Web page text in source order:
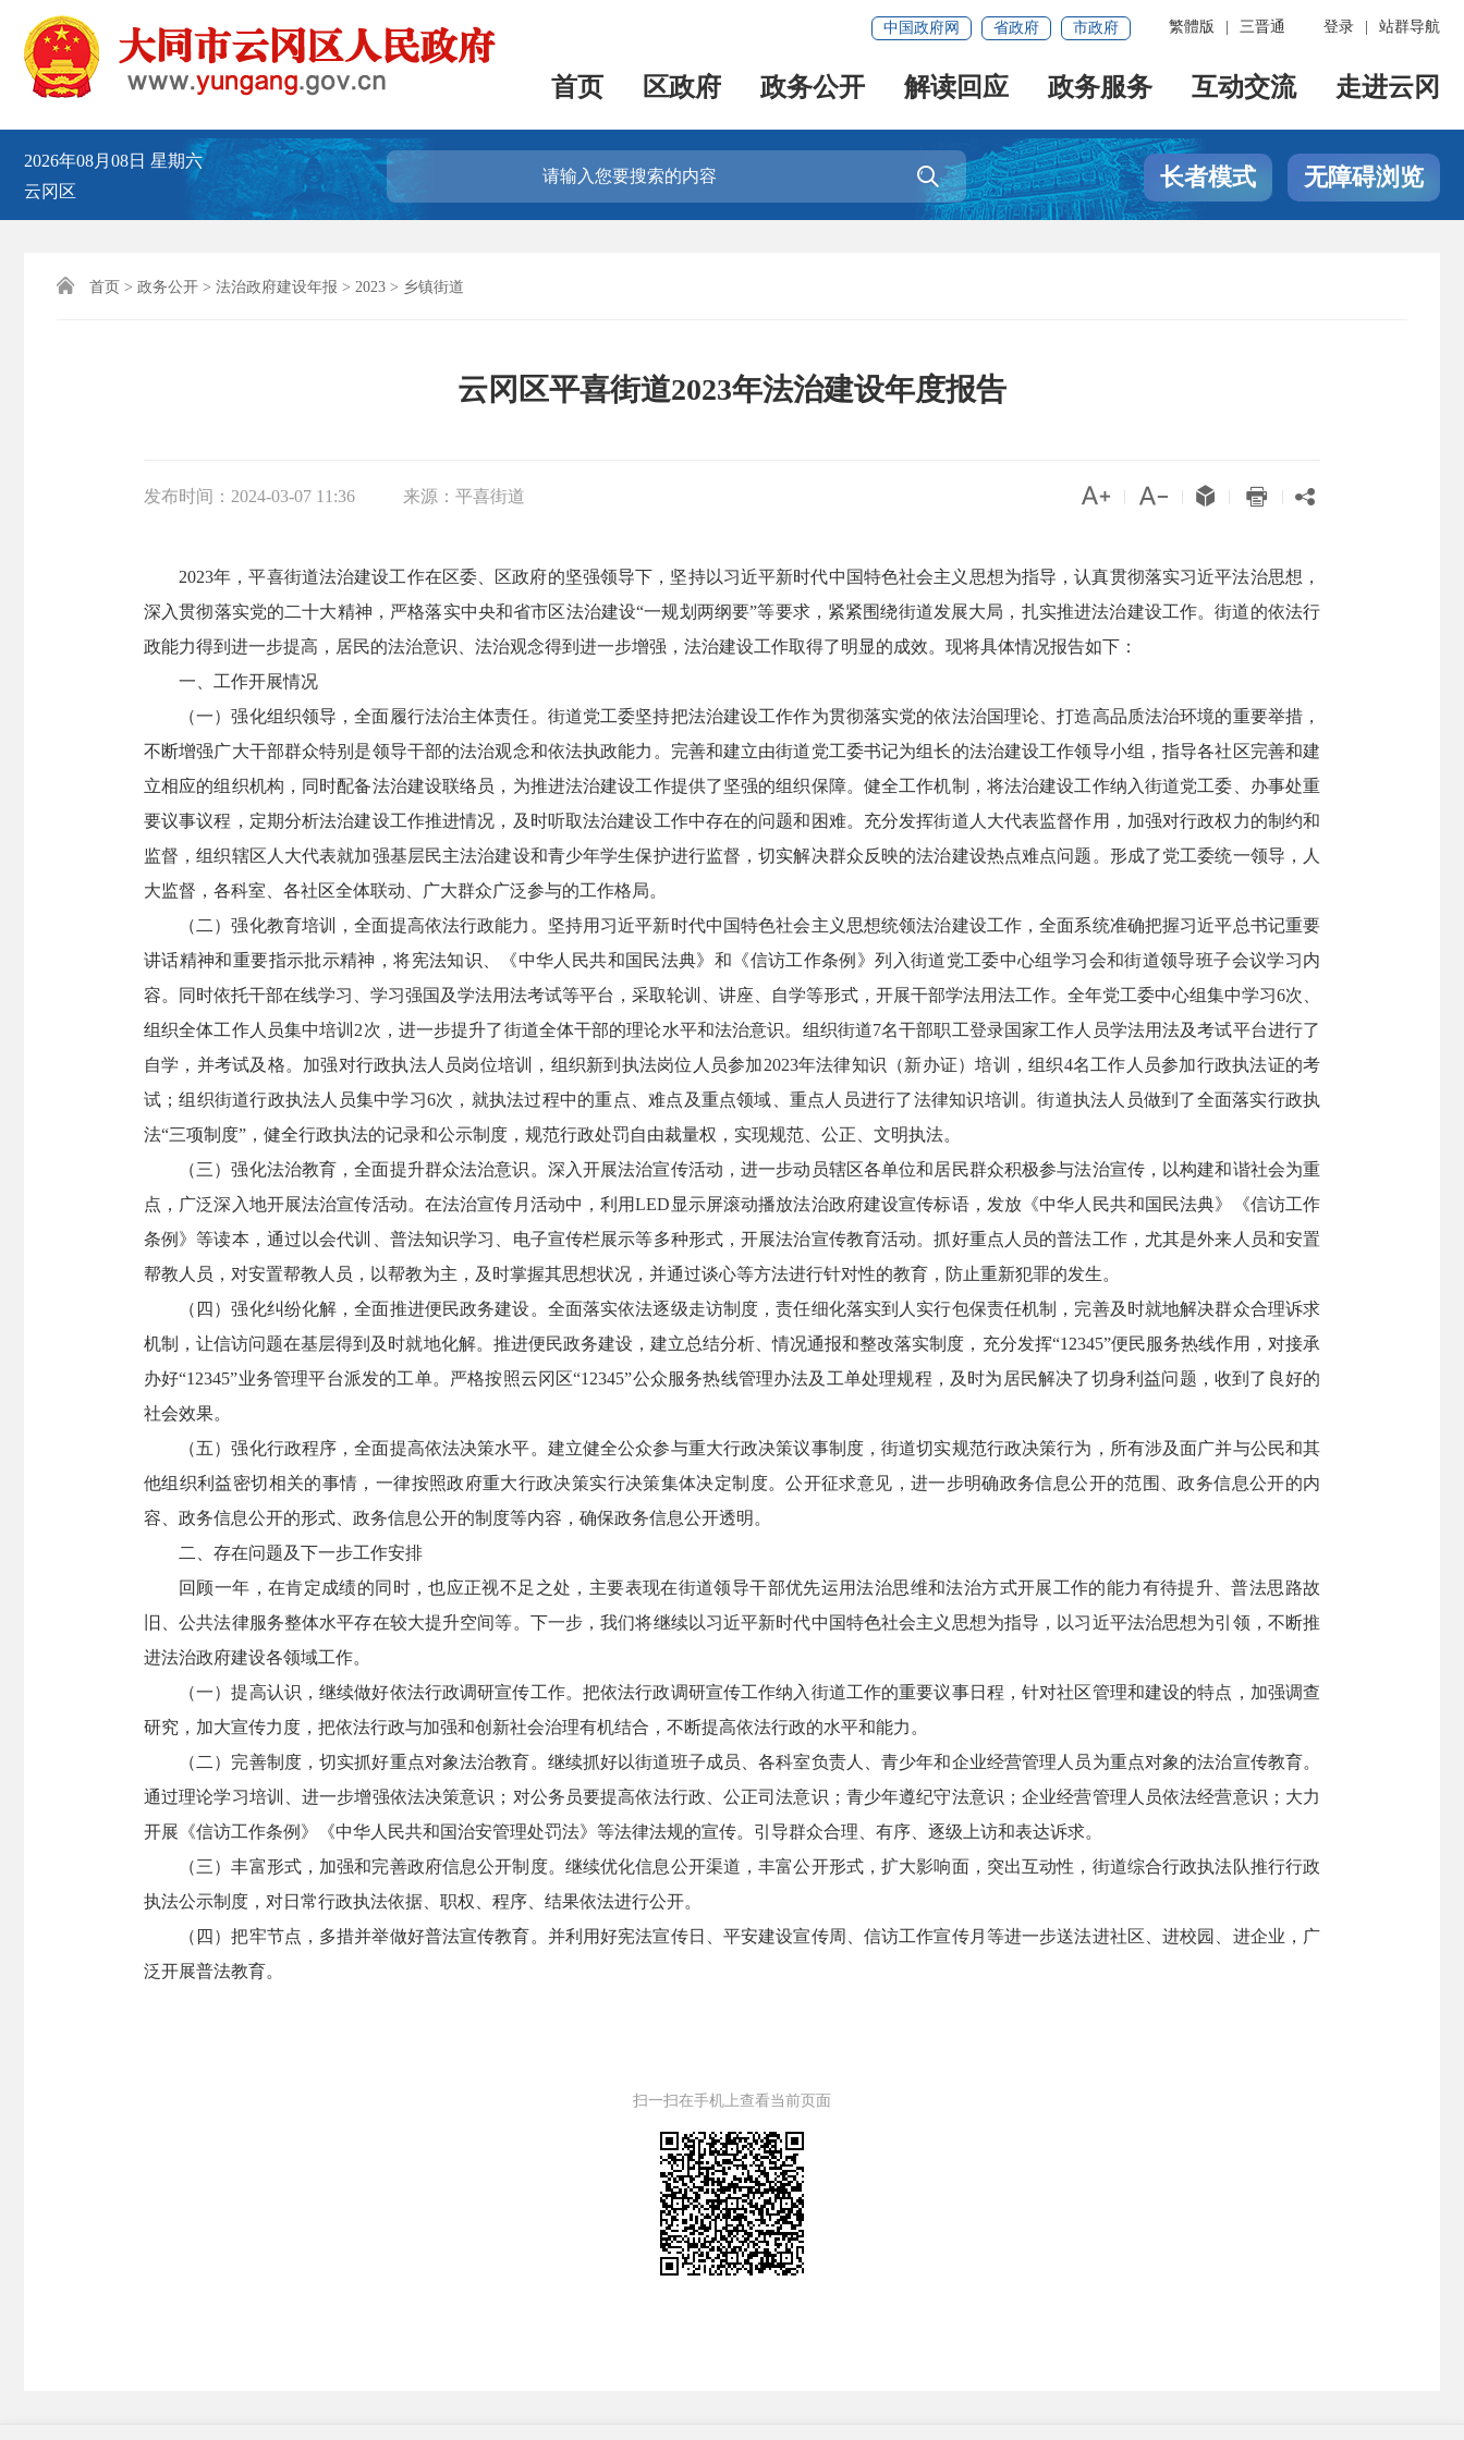
登录 站群导航
繁體版 三晋通
中国政府网 省政府 市政府
首页 区政府 政务公开 解读回应 政务服务 互动交流 走进云冈
2026年08月08日 星期六
云冈区
 长者模式 无障碍浏览
 首页 > 政务公开 > 法治政府建设年报 > 2023 > 乡镇街道
云冈区平喜街道2023年法治建设年度报告
发布时间： 2024-03-07 11:36 来源： 平喜街道     
2023年，平喜街道法治建设工作在区委、区政府的坚强领导下，坚持以习近平新时代中国特色社会主义思想为指导，认真贯彻落实习近平法治思想，
深入贯彻落实党的二十大精神，严格落实中央和省市区法治建设“一规划两纲要”等要求，紧紧围绕街道发展大局，扎实推进法治建设工作。街道的依法行
政能力得到进一步提高，居民的法治意识、法治观念得到进一步增强，法治建设工作取得了明显的成效。现将具体情况报告如下：
一、工作开展情况
（一）强化组织领导，全面履行法治主体责任。街道党工委坚持把法治建设工作作为贯彻落实党的依法治国理论、打造高品质法治环境的重要举措，
不断增强广大干部群众特别是领导干部的法治观念和依法执政能力。完善和建立由街道党工委书记为组长的法治建设工作领导小组，指导各社区完善和建
立相应的组织机构，同时配备法治建设联络员，为推进法治建设工作提供了坚强的组织保障。健全工作机制，将法治建设工作纳入街道党工委、办事处重
要议事议程，定期分析法治建设工作推进情况，及时听取法治建设工作中存在的问题和困难。充分发挥街道人大代表监督作用，加强对行政权力的制约和
监督，组织辖区人大代表就加强基层民主法治建设和青少年学生保护进行监督，切实解决群众反映的法治建设热点难点问题。形成了党工委统一领导，人
大监督，各科室、各社区全体联动、广大群众广泛参与的工作格局。
（二）强化教育培训，全面提高依法行政能力。坚持用习近平新时代中国特色社会主义思想统领法治建设工作，全面系统准确把握习近平总书记重要
讲话精神和重要指示批示精神，将宪法知识、《中华人民共和国民法典》和《信访工作条例》列入街道党工委中心组学习会和街道领导班子会议学习内
容。同时依托干部在线学习、学习强国及学法用法考试等平台，采取轮训、讲座、自学等形式，开展干部学法用法工作。全年党工委中心组集中学习6次、
组织全体工作人员集中培训2次，进一步提升了街道全体干部的理论水平和法治意识。组织街道7名干部职工登录国家工作人员学法用法及考试平台进行了
自学，并考试及格。加强对行政执法人员岗位培训，组织新到执法岗位人员参加2023年法律知识（新办证）培训，组织4名工作人员参加行政执法证的考
试；组织街道行政执法人员集中学习6次，就执法过程中的重点、难点及重点领域、重点人员进行了法律知识培训。街道执法人员做到了全面落实行政执
法“三项制度”，健全行政执法的记录和公示制度，规范行政处罚自由裁量权，实现规范、公正、文明执法。
（三）强化法治教育，全面提升群众法治意识。深入开展法治宣传活动，进一步动员辖区各单位和居民群众积极参与法治宣传，以构建和谐社会为重
点，广泛深入地开展法治宣传活动。在法治宣传月活动中，利用LED显示屏滚动播放法治政府建设宣传标语，发放《中华人民共和国民法典》《信访工作
条例》等读本，通过以会代训、普法知识学习、电子宣传栏展示等多种形式，开展法治宣传教育活动。抓好重点人员的普法工作，尤其是外来人员和安置
帮教人员，对安置帮教人员，以帮教为主，及时掌握其思想状况，并通过谈心等方法进行针对性的教育，防止重新犯罪的发生。
（四）强化纠纷化解，全面推进便民政务建设。全面落实依法逐级走访制度，责任细化落实到人实行包保责任机制，完善及时就地解决群众合理诉求
机制，让信访问题在基层得到及时就地化解。推进便民政务建设，建立总结分析、情况通报和整改落实制度，充分发挥“12345”便民服务热线作用，对接承
办好“12345”业务管理平台派发的工单。严格按照云冈区“12345”公众服务热线管理办法及工单处理规程，及时为居民解决了切身利益问题，收到了良好的
社会效果。
（五）强化行政程序，全面提高依法决策水平。建立健全公众参与重大行政决策议事制度，街道切实规范行政决策行为，所有涉及面广并与公民和其
他组织利益密切相关的事情，一律按照政府重大行政决策实行决策集体决定制度。公开征求意见，进一步明确政务信息公开的范围、政务信息公开的内
容、政务信息公开的形式、政务信息公开的制度等内容，确保政务信息公开透明。
二、存在问题及下一步工作安排
回顾一年，在肯定成绩的同时，也应正视不足之处，主要表现在街道领导干部优先运用法治思维和法治方式开展工作的能力有待提升、普法思路故
旧、公共法律服务整体水平存在较大提升空间等。下一步，我们将继续以习近平新时代中国特色社会主义思想为指导，以习近平法治思想为引领，不断推
进法治政府建设各领域工作。
（一）提高认识，继续做好依法行政调研宣传工作。把依法行政调研宣传工作纳入街道工作的重要议事日程，针对社区管理和建设的特点，加强调查
研究，加大宣传力度，把依法行政与加强和创新社会治理有机结合，不断提高依法行政的水平和能力。
（二）完善制度，切实抓好重点对象法治教育。继续抓好以街道班子成员、各科室负责人、青少年和企业经营管理人员为重点对象的法治宣传教育。
通过理论学习培训、进一步增强依法决策意识；对公务员要提高依法行政、公正司法意识；青少年遵纪守法意识；企业经营管理人员依法经营意识；大力
开展《信访工作条例》《中华人民共和国治安管理处罚法》等法律法规的宣传。引导群众合理、有序、逐级上访和表达诉求。
（三）丰富形式，加强和完善政府信息公开制度。继续优化信息公开渠道，丰富公开形式，扩大影响面，突出互动性，街道综合行政执法队推行行政
执法公示制度，对日常行政执法依据、职权、程序、结果依法进行公开。
（四）把牢节点，多措并举做好普法宣传教育。并利用好宪法宣传日、平安建设宣传周、信访工作宣传月等进一步送法进社区、进校园、进企业，广
泛开展普法教育。
扫一扫在手机上查看当前页面